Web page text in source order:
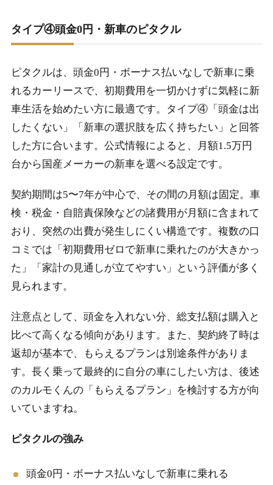
タイプ④頭金0円・新車のピタクル
ピタクルは、頭金0円・ボーナス払いなしで新車に乗
れるカーリースで、初期費用を一切かけずに気軽に新
車生活を始めたい方に最適です。タイプ④「頭金は出
したくない」「新車の選択肢を広く持ちたい」と回答
した方に合います。公式情報によると、月額1.5万円
台から国産メーカーの新車を選べる設定です。
契約期間は5〜7年が中心で、その間の月額は固定。車
検・税金・自賠責保険などの諸費用が月額に含まれて
おり、突然の出費が発生しにくい構造です。複数の口
コミでは「初期費用ゼロで新車に乗れたのが大きかっ
た」「家計の見通しが立てやすい」という評価が多く
見られます。
注意点として、頭金を入れない分、総支払額は購入と
比べて高くなる傾向があります。また、契約終了時は
返却が基本で、もらえるプランは別途条件がありま
す。長く乗って最終的に自分の車にしたい方は、後述
のカルモくんの「もらえるプラン」を検討する方が向
いていますね。
ピタクルの強み
頭金0円・ボーナス払いなしで新車に乗れる